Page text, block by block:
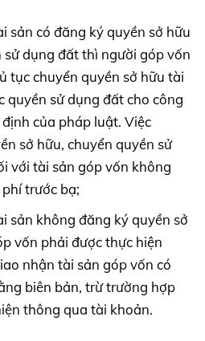
sản có đăng ký quyền sở hữu
sử dụng đất thì người góp vốn
tục chuyển quyền sở hữu tài
quyền sử dụng đất cho công
của pháp luật. Việc
sở hữu, chuyển quyền sử
với tài sản góp vốn không
trước bạ;
sản không đăng ký quyền sở
vốn phải được thực hiện
nhận tài sản góp vốn có
biên bản, trừ trường hợp
thông qua tài khoản.